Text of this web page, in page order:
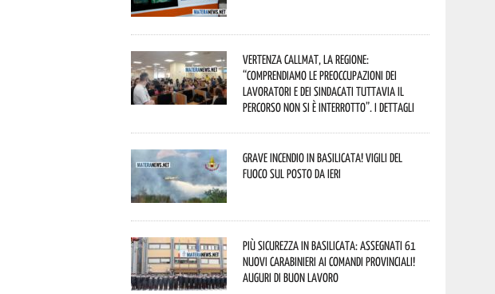
Vertenza CallMat, la Regione:
“comprendiamo le preoccupazioni dei
lavoratori e dei sindacati tuttavia il
percorso non si è interrotto”. I dettagli
Grave incendio in Basilicata! Vigili del
fuoco sul posto da ieri
Più sicurezza in Basilicata: assegnati 61
nuovi Carabinieri ai Comandi provinciali!
Auguri di buon lavoro